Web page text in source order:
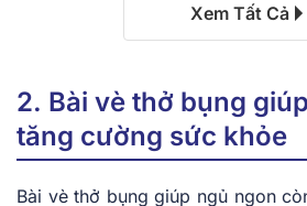
Xem Tất Cả
2. Bài vè thở bụng
tăng cường sức khỏe
Bài vè thở bụng giúp ngủ ngon